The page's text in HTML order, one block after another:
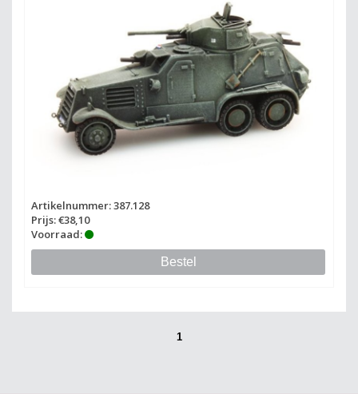
Artikelnummer: 387.128
Prijs: €38,10
Voorraad:
Bestel
1